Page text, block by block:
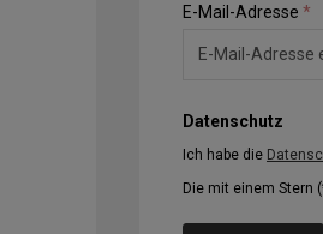
E-Mail-Adresse *
Datenschutz
Ich habe die
Die mit einem Stern